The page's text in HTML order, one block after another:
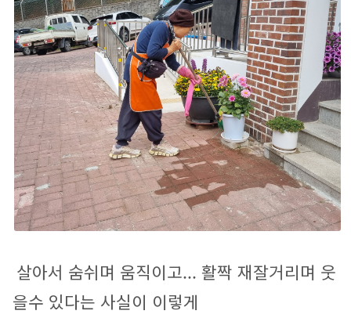
살아서 숨쉬며 움직이고... 활짝 재잘거리며 웃
을수 있다는 사실이 이렇게